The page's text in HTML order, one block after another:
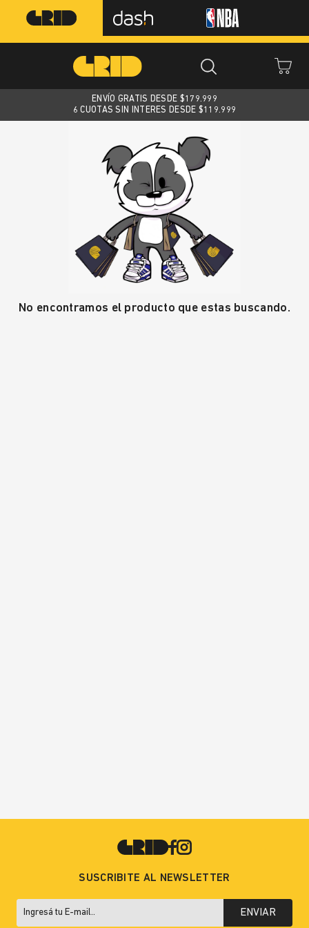
ENVÍO GRATIS DESDE $179.999
6 CUOTAS SIN INTERES DESDE $119.999
No encontramos el producto que estas buscando.
SUSCRIBITE AL NEWSLETTER
ENVIAR